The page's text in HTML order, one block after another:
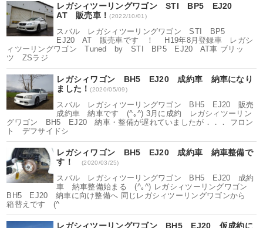
レガシィツーリングワゴン STI BP5 EJ20
AT 販売車！(2022/10/01)
スバル レガシィツーリングワゴン STI BP5
EJ20 AT 販売車です ！ H19年8月登録車 レガシ
ィツーリングワゴン Tuned by STI BP5 EJ20 AT車 ブリッ
ツ ZSラジ
レガシィワゴン BH5 EJ20 成約車 納車になり
ました！(2020/05/09)
スバル レガシィツーリングワゴン BH5 EJ20 販売
成約車 納車です (^｡^) 3月に成約 レガシィツーリン
グワゴン BH5 EJ20 納車・整備が遅れていましたが．．． フロン
ト デフサイドシ
レガシィワゴン BH5 EJ20 成約車 納車整備で
す！(2020/03/25)
スバル レガシィツーリングワゴン BH5 EJ20 成約
車 納車整備始まる (^｡^) レガシィツーリングワゴン
BH5 EJ20 納車に向け整備へ 同じレガシィツーリングワゴンから
箱替えです (^
レガシィツーリングワゴン BH5 EJ20 仮成約に